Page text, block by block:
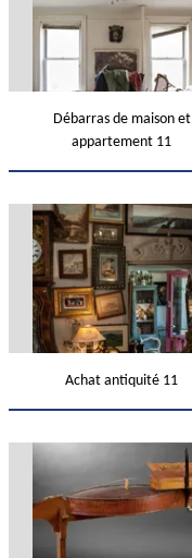
Débarras de maison et
appartement 11
Achat antiquité 11